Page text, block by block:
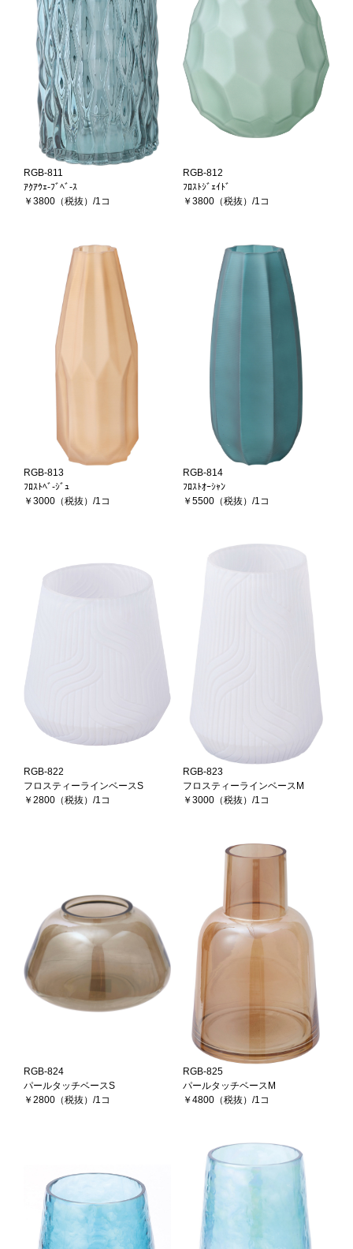
RGB-811
ｱｸｱｳｪ-ﾌﾞﾍﾞ-ｽ
￥3800（税抜）/1コ
RGB-812
ﾌﾛｽﾄｼﾞｪｲﾄﾞ
￥3800（税抜）/1コ
RGB-813
ﾌﾛｽﾄﾍﾞ-ｼﾞｭ
￥3000（税抜）/1コ
RGB-814
ﾌﾛｽﾄｵｰｼｬﾝ
￥5500（税抜）/1コ
RGB-822
フロスティーラインベースS
￥2800（税抜）/1コ
RGB-823
フロスティーラインベースM
￥3000（税抜）/1コ
RGB-824
パールタッチベースS
￥2800（税抜）/1コ
RGB-825
パールタッチベースM
￥4800（税抜）/1コ